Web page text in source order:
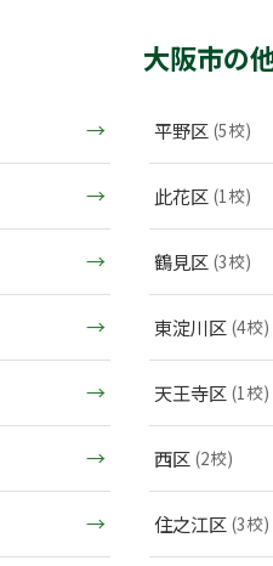
大阪市の
平野区 (5校)
此花区 (1校)
鶴見区 (3校)
東淀川区 (4校)
天王寺区 (1校)
西区 (2校)
住之江区 (3校)